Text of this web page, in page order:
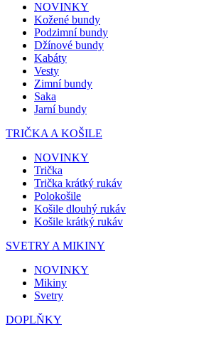
NOVINKY
Kožené bundy
Podzimní bundy
Džínové bundy
Kabáty
Vesty
Zimní bundy
Saka
Jarní bundy
TRIČKA A KOŠILE
NOVINKY
Trička
Trička krátký rukáv
Polokošile
Košile dlouhý rukáv
Košile krátký rukáv
SVETRY A MIKINY
NOVINKY
Mikiny
Svetry
DOPLŇKY